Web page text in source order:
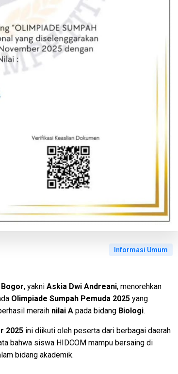
Informasi Umum
Bogor, yakni Askia Dwi Andreani, menorehkan
Olimpiade Sumpah Pemuda 2025yang
meraih nilai Apada bidang Biologi.
2025ini diikuti oleh peserta dari berbagai daerah
bahwa siswa HIDCOM mampu bersaing di
bidang akademik.